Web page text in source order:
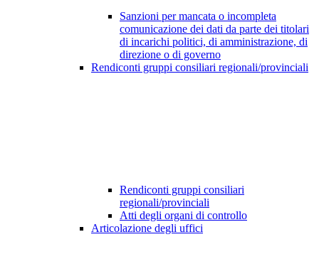
Sanzioni per mancata o incompleta
comunicazione dei dati da parte dei titolari
di incarichi politici, di amministrazione, di
direzione o di governo
Rendiconti gruppi consiliari regionali/provinciali
Rendiconti gruppi consiliari
regionali/provinciali
Atti degli organi di controllo
Articolazione degli uffici